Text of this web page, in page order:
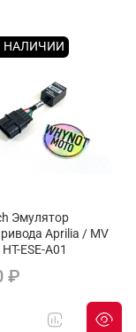
НАЛИЧИИ
Эмулятор
Aprilia / MV
ESE-A01
₽